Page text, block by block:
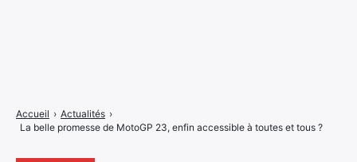
Accueil › Actualités ›
La belle promesse de MotoGP 23, enfin accessible à toutes et tous ?